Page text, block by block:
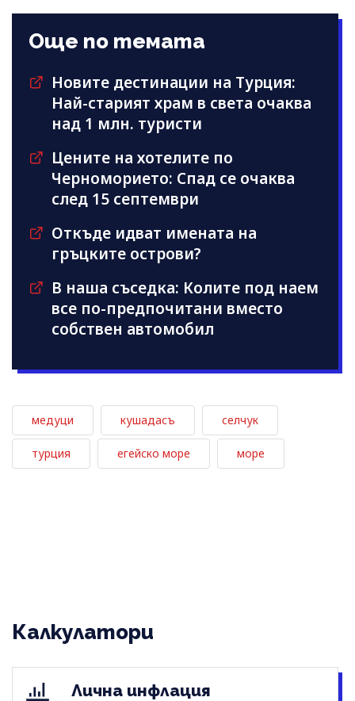
Още по темата
Новите дестинации на Турция:
Най-старият храм в света очаква
над 1 млн. туристи
Цените на хотелите по
Черноморието: Спад се очаква
след 15 септември
Откъде идват имената на
гръцките острови?
В наша съседка: Колите под наем
все по-предпочитани вместо
собствен автомобил
медуци кушадасъ селчук
турция егейско море море
Калкулатори
Лична инфлация